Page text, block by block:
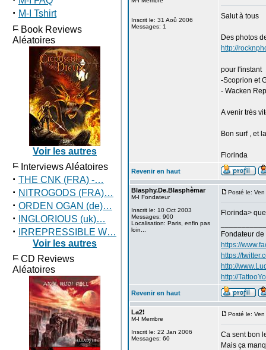
· M-I Tshirt
Book Reviews
Aléatoires
Voir les autres
Interviews Aléatoires
· THE CNK (FRA) -…
· NITROGODS (FRA)…
· ORDEN OGAN (de)…
· INGLORIOUS (uk)…
·
IRREPRESSIBLE W…
Voir les autres
CD Reviews
Aléatoires
Inscrit le: 31 Aoû 2006
Messages: 1
Salut à tous
Des photos
http://
pour l'instant
-Scoprion et
- Wacken
A venir très
Bon surf , et
Florinda
Revenir en haut
Blasphy.De.Blasphèmar
M-I Fondateur
Inscrit le: 10 Oct 2003
Messages: 900
Localisation: Paris, enfin pas
loin...
Posté le:
Florinda>
Fondateur de
https://
https://
http://
http://
Revenir en haut
La2!
M-I Membre
Inscrit le: 22 Jan 2006
Messages: 60
Posté le:
Ca sent bon
Mais ça